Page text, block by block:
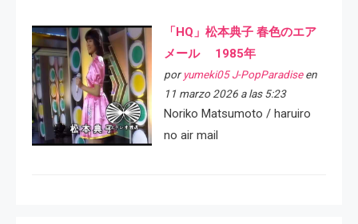
「HQ」松本典子 春色のエア
メール 1985年
por yumeki05 J-PopParadiseen
11 marzo 2026 a las 5:23
Noriko Matsumoto / haruiro
no air mail